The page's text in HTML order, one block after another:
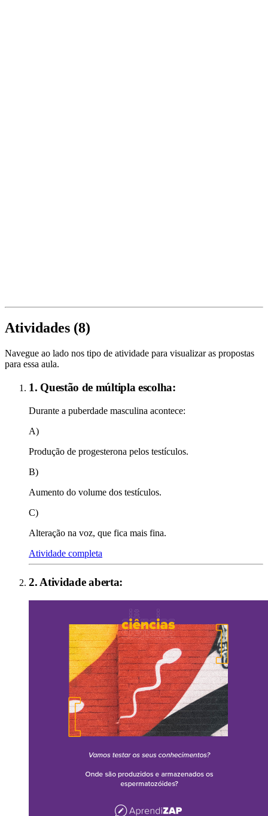
Atividades (8)
Navegue ao lado nos tipo de atividade para visualizar as propostas
para essa aula.
1. Questão de múltipla escolha:
Durante a puberdade masculina acontece:
A)
Produção de progesterona pelos testículos.
B)
Aumento do volume dos testículos.
C)
Alteração na voz, que fica mais fina.
Atividade completa
2. Atividade aberta: